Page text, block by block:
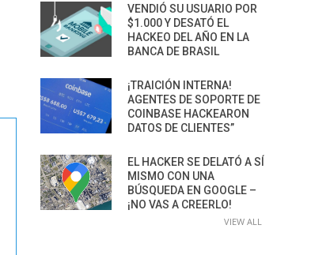
VENDIÓ SU USUARIO POR
$1.000 Y DESATÓ EL
HACKEO DEL AÑO EN LA
BANCA DE BRASIL
¡TRAICIÓN INTERNA!
AGENTES DE SOPORTE DE
COINBASE HACKEARON
DATOS DE CLIENTES”
EL HACKER SE DELATÓ A SÍ
MISMO CON UNA
BÚSQUEDA EN GOOGLE –
¡NO VAS A CREERLO!
VIEW ALL